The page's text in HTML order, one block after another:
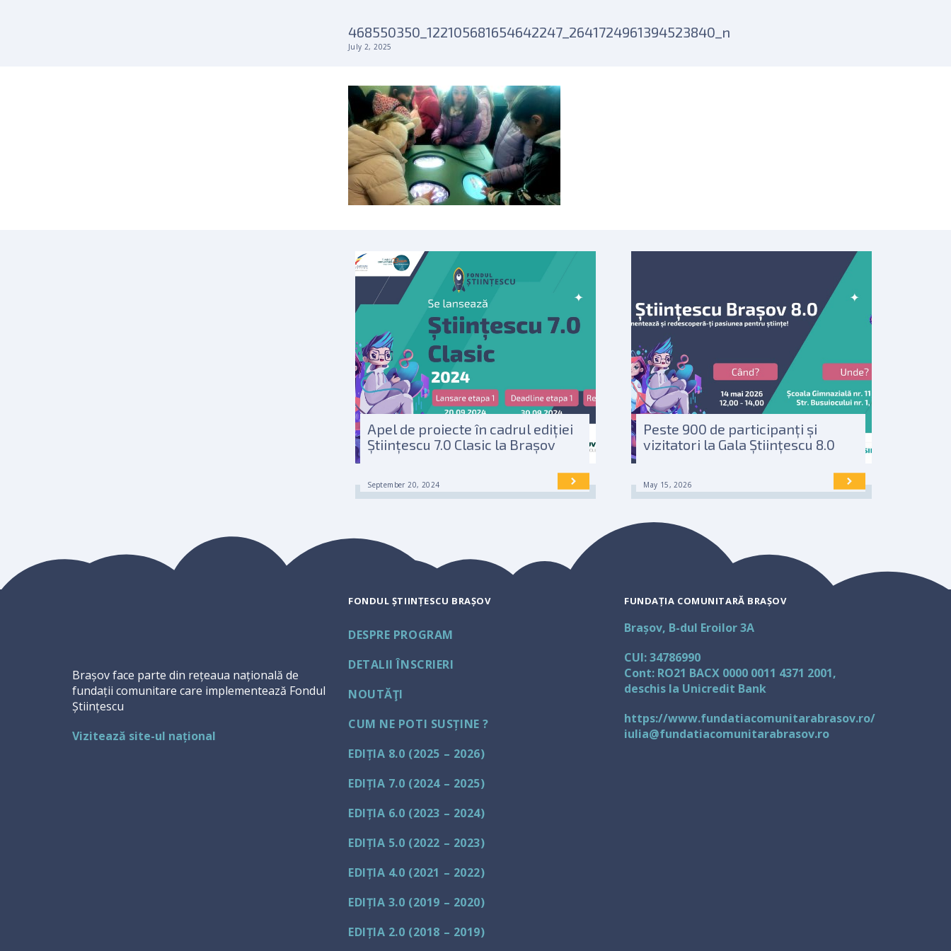
468550350_122105681654642247_2641724961394523840_n
July 2, 2025
Apel de proiecte în cadrul ediției
Științescu 7.0 Clasic la Brașov
September 20, 2024
Peste 900 de participanți și
vizitatori la Gala Științescu 8.0
May 15, 2026
Brașov face parte din rețeaua națională de
fundații comunitare care implementează Fondul
Științescu
Vizitează site-ul național
FONDUL ȘTIINȚESCU BRAȘOV
DESPRE PROGRAM
DETALII ÎNSCRIERI
NOUTĂŢI
CUM NE POTI SUSȚINE ?
EDIȚIA 8.0 (2025 – 2026)
EDIȚIA 7.0 (2024 – 2025)
EDIȚIA 6.0 (2023 – 2024)
EDIȚIA 5.0 (2022 – 2023)
EDIȚIA 4.0 (2021 – 2022)
EDIȚIA 3.0 (2019 – 2020)
EDIȚIA 2.0 (2018 – 2019)
FUNDAȚIA COMUNITARĂ BRAȘOV
Brașov, B-dul Eroilor 3A
CUI: 34786990
Cont: RO21 BACX 0000 0011 4371 2001,
deschis la Unicredit Bank
https://www.fundatiacomunitarabrasov.ro/
iulia@fundatiacomunitarabrasov.ro